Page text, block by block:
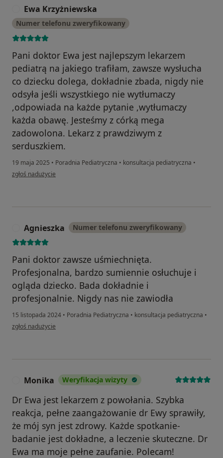
Ewa Krzyżniewska
Numer telefonu zweryfikowany
Pani doktor Ewa jest najlepszym lekarzem
pediatrą na jakiego trafiłam, zawsze wysłucha
co dziecku dolega, dokładnie zbada, nigdy nie
odsyła jeśli wszystkiego nie wytłumaczy
,odpowiada na każde pytanie ,wytłumaczy
każda obawę. Jesteśmy z córką mega
zadowolona. Lekarz z prawdziwym z
serduszkiem.
19 maja 2025 • Poradnia Pediatryczna • konsultacja pediatryczna •
w opinii użytkownika Ewa Krzyżniewska
zgłoś nadużycie
Agnieszka Numer telefonu zweryfikowany
Pani doktor zawsze uśmiechnięta.
Profesjonalna, bardzo sumiennie osłuchuje i
ogląda dziecko. Bada dokładnie i
profesjonalnie. Nigdy nas nie zawiodła
15 listopada 2024 • Poradnia Pediatryczna • konsultacja pediatryczna •
w opinii użytkownika Agnieszka
zgłoś nadużycie
Monika Weryfikacja wizyty
Dr Ewa jest lekarzem z powołania. Szybka
reakcja, pełne zaangażowanie dr Ewy sprawiły,
że mój syn jest zdrowy. Każde spotkanie-
badanie jest dokładne, a leczenie skuteczne. Dr
Ewa ma moje pełne zaufanie. Polecam!